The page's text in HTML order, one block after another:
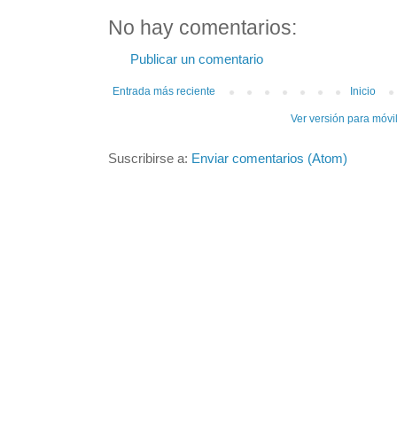
No hay comentarios:
Publicar un comentario
Entrada más reciente Inicio
Ver versión para
Suscribirse a: Enviar comentarios (Atom)